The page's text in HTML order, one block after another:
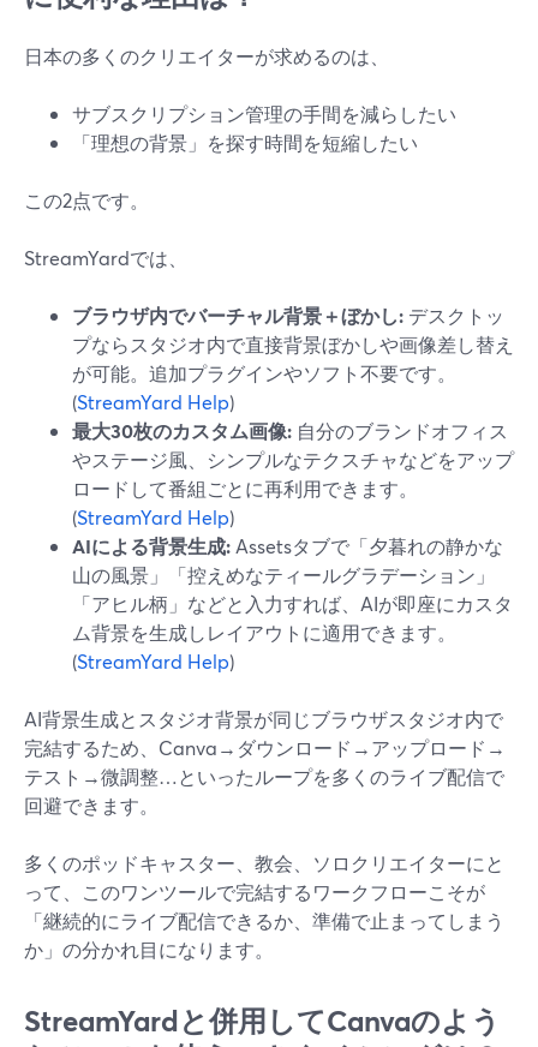
日本の多くのクリエイターが求めるのは、
サブスクリプション管理の手間を減らしたい
「理想の背景」を探す時間を短縮したい
この2点です。
StreamYardでは、
ブラウザ内でバーチャル背景＋ぼかし: デスクトッ
プならスタジオ内で直接背景ぼかしや画像差し替え
が可能。追加プラグインやソフト不要です。
(StreamYard Help)
最大30枚のカスタム画像: 自分のブランドオフィス
やステージ風、シンプルなテクスチャなどをアップ
ロードして番組ごとに再利用できます。
(StreamYard Help)
AIによる背景生成: Assetsタブで「夕暮れの静かな
山の風景」「控えめなティールグラデーション」
「アヒル柄」などと入力すれば、AIが即座にカスタ
ム背景を生成しレイアウトに適用できます。
(StreamYard Help)
AI背景生成とスタジオ背景が同じブラウザスタジオ内で
完結するため、Canva→ダウンロード→アップロード→
テスト→微調整…といったループを多くのライブ配信で
回避できます。
多くのポッドキャスター、教会、ソロクリエイターにと
って、このワンツールで完結するワークフローこそが
「継続的にライブ配信できるか、準備で止まってしまう
か」の分かれ目になります。
StreamYardと併用してCanvaのよう